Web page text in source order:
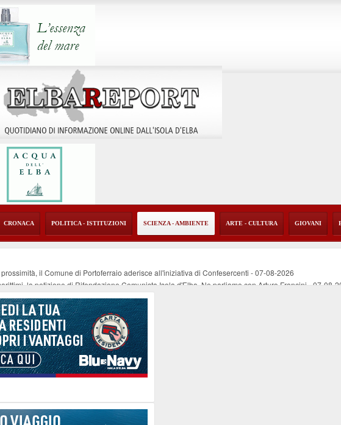
CRONACA POLITICA - ISTITUZIONI SCIENZA - AMBIENTE ARTE - CULTURA GIOVANI
il Comune di Portoferraio aderisce all'iniziativa di Confesercenti -07-08-2026
la petizione di Rifondazione Comunista Isola d'Elba. Ne parliamo con Arturo Francini-07-08-
Giorno (7 ago.)-07-08-2026
Islands: iscrizioni ancora aperte per la prima edizione
Verde all’Isola d’Elba-06-08-2026